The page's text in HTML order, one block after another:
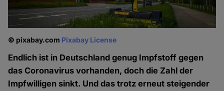
© pixabay.com Pixabay License
Endlich ist in Deutschland genug Impfstoff gegen
das Coronavirus vorhanden, doch die Zahl der
Impfwilligen sinkt. Und das trotz erneut steigender